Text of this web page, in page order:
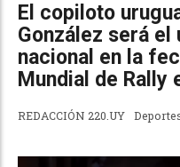
El copiloto
González será
nacional en la
Mundial de Rally
REDACCIÓN 220.UY